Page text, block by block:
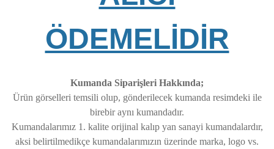
ÖDEMELİDİR
Kumanda Siparişleri Hakkında;
Ürün görselleri temsili olup, gönderilecek kumanda resimdeki ile
birebir aynı kumandadır.
Kumandalarımız 1. kalite orijinal kalıp yan sanayi kumandalardır,
aksi belirtilmedikçe kumandalarımızın üzerinde marka, logo vs.